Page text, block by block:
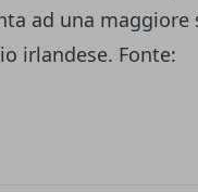
ad una
irlandese. Fonte: